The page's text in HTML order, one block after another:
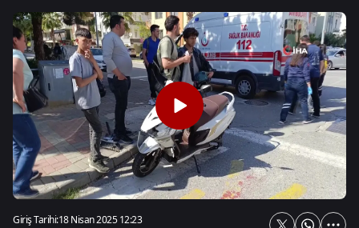
Giriş Tarihi:18 Nisan 2025 12:23